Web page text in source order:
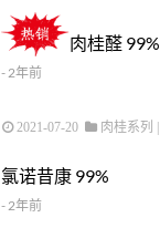
肉桂醛 99%
- 2年前
2021-07-20 肉桂系列
氯诺昔康 99%
- 2年前